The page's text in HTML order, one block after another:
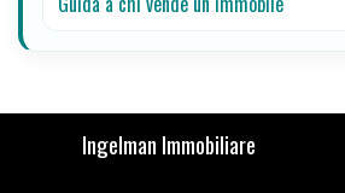
Ingelman Immobiliare